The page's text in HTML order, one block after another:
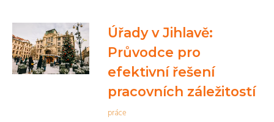
Úřady v Jihlavě:
Průvodce pro
efektivní řešení
pracovních záležitostí
práce